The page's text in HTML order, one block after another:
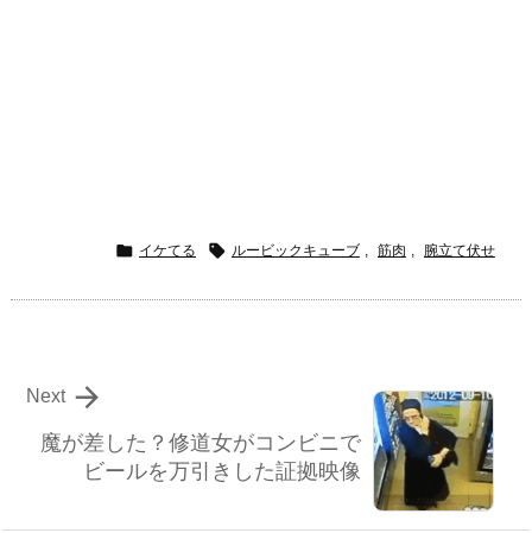
 イケてる  ルービックキューブ 筋肉 腕立て伏せ
魔が差した？修道女がコンビニで
ビールを万引きした証拠映像

Next